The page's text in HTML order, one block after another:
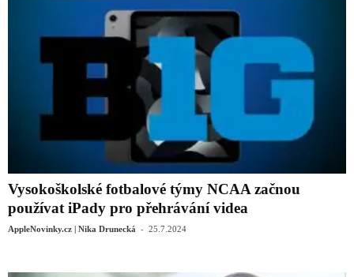
Vysokoškolské fotbalové týmy NCAA začnou
používat iPady pro přehrávání videa
AppleNovinky.cz | Nika Drunecká - 25.7.2024